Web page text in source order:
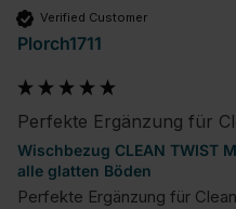
Verified Customer
Plorch1711
Perfekte Ergänzung für
Wischbezug CLEAN TWIST
alle glatten Böden
Perfekte Ergänzung für